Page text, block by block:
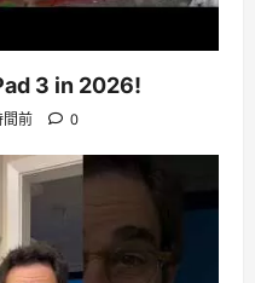
3 in 2026!
前 0